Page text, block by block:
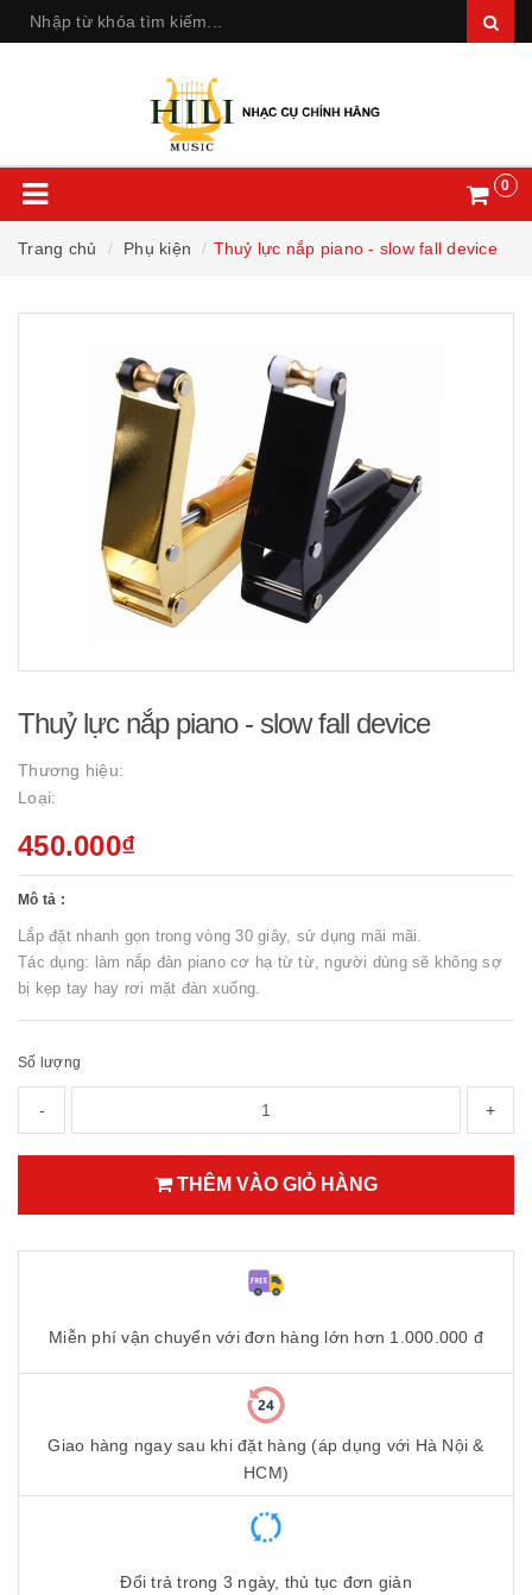
0
Trang chủ Phụ kiện Thuỷ lực nắp piano - slow fall device
Thuỷ lực nắp piano - slow fall device
Thương hiệu:
Loại:
450.000₫
Mô tả :
Lắp đặt nhanh gọn trong vòng 30 giây, sử dụng mãi mãi.
Tác dụng: làm nắp đàn piano cơ hạ từ từ, người dùng sẽ không sợ
bị kẹp tay hay rơi mặt đàn xuống.
Số lượng
- +
THÊM VÀO GIỎ HÀNG
Miễn phí vận chuyển với đơn hàng lớn hơn 1.000.000 đ
Giao hàng ngay sau khi đặt hàng (áp dụng với Hà Nội &
HCM)
Đổi trả trong 3 ngày, thủ tục đơn giản